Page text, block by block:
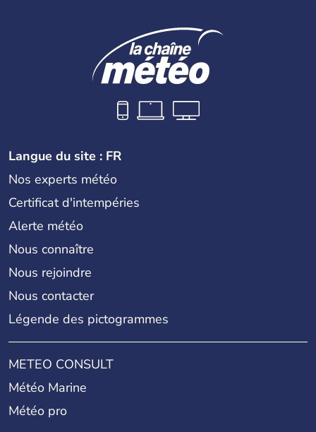
Langue du site : FR
Nos experts météo
Certificat d'intempéries
Alerte météo
Nous connaître
Nous rejoindre
Nous contacter
Légende des pictogrammes
METEO CONSULT
Météo Marine
Météo pro